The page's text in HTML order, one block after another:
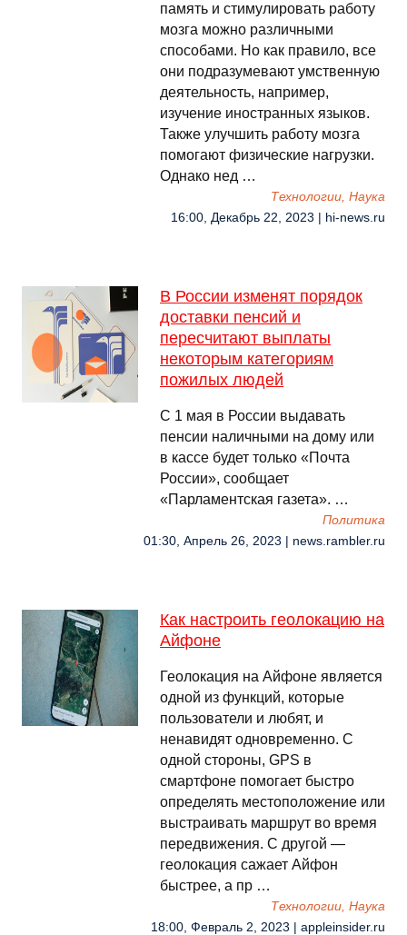
память и стимулировать работу
мозга можно различными
способами. Но как правило, все
они подразумевают умственную
деятельность, например,
изучение иностранных языков.
Также улучшить работу мозга
помогают физические нагрузки.
Однако нед …
Технологии, Наука
16:00, Декабрь 22, 2023 | hi-news.ru
В России изменят порядок
доставки пенсий и
пересчитают выплаты
некоторым категориям
пожилых людей
С 1 мая в России выдавать
пенсии наличными на дому или
в кассе будет только «Почта
России», сообщает
«Парламентская газета». …
Политика
01:30, Апрель 26, 2023 | news.rambler.ru
Как настроить геолокацию на
Айфоне
Геолокация на Айфоне является
одной из функций, которые
пользователи и любят, и
ненавидят одновременно. С
одной стороны, GPS в
смартфоне помогает быстро
определять местоположение или
выстраивать маршрут во время
передвижения. С другой —
геолокация сажает Айфон
быстрее, а пр …
Технологии, Наука
18:00, Февраль 2, 2023 | appleinsider.ru